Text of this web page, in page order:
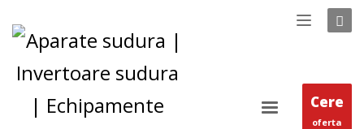
Cere
oferta